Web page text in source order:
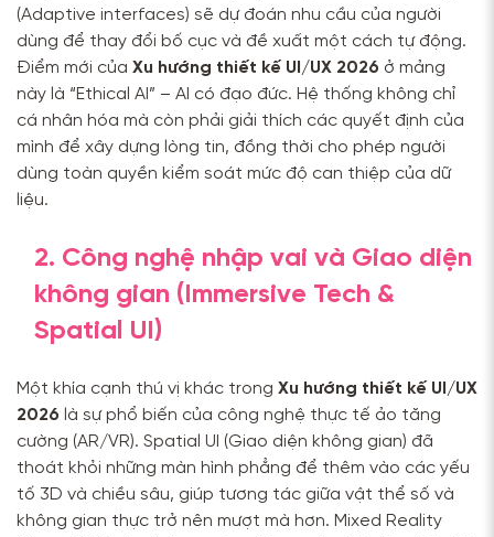
(Adaptive interfaces) sẽ dự đoán nhu cầu của người
dùng để thay đổi bố cục và đề xuất một cách tự động.
Điểm mới của Xu hướng thiết kế UI/UX 2026 ở mảng
này là “Ethical AI” – AI có đạo đức. Hệ thống không chỉ
cá nhân hóa mà còn phải giải thích các quyết định của
mình để xây dựng lòng tin, đồng thời cho phép người
dùng toàn quyền kiểm soát mức độ can thiệp của dữ
liệu.
2. Công nghệ nhập vai và Giao diện
không gian (Immersive Tech &
Spatial UI)
Một khía cạnh thú vị khác trong Xu hướng thiết kế UI/UX
2026 là sự phổ biến của công nghệ thực tế ảo tăng
cường (AR/VR). Spatial UI (Giao diện không gian) đã
thoát khỏi những màn hình phẳng để thêm vào các yếu
tố 3D và chiều sâu, giúp tương tác giữa vật thể số và
không gian thực trở nên mượt mà hơn. Mixed Reality